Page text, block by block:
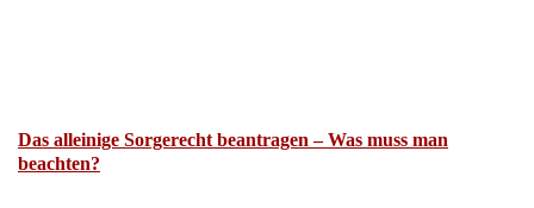
Das alleinige Sorgerecht beantragen – Was muss man
beachten?